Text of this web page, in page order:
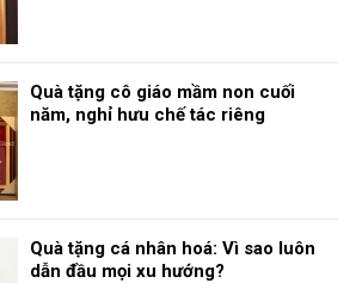
Quà tặng cô giáo mầm non cuối
năm, nghỉ hưu chế tác riêng
Quà tặng cá nhân hoá: Vì sao luôn
dẫn đầu mọi xu hướng?